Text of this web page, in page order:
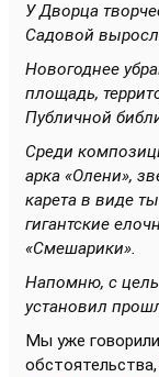
У Дворца
Садовой
Новогоднее
площадь,
Публичной
Среди
арка «Олени»,
карета в виде
гигантские
«Смешарики».
Напомню, с
установил
Мы уже
обстоятельства,